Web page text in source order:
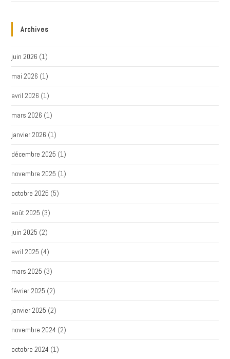
Archives
juin 2026 (1)
mai 2026 (1)
avril 2026 (1)
mars 2026 (1)
janvier 2026 (1)
décembre 2025 (1)
novembre 2025 (1)
octobre 2025 (5)
août 2025 (3)
juin 2025 (2)
avril 2025 (4)
mars 2025 (3)
février 2025 (2)
janvier 2025 (2)
novembre 2024 (2)
octobre 2024 (1)